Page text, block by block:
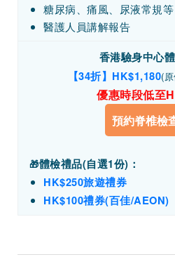
糖尿病、痛風、尿液常規等
醫護人員講解報告
香港驗身中心
【34折】HK$1,180(原
優惠時段低至
預約脊椎檢
🎁體檢禮品(自選1份) ：
HK$250旅遊禮券
HK$100禮券(百佳/AEON)